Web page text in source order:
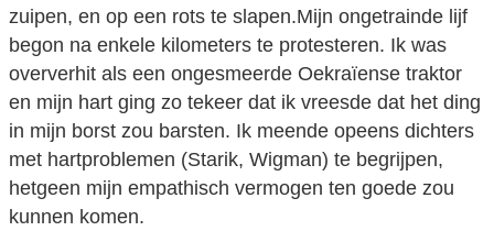
zuipen, en op een rots te slapen.Mijn ongetrainde lijf
begon na enkele kilometers te protesteren. Ik was
oververhit als een ongesmeerde Oekraïense traktor
en mijn hart ging zo tekeer dat ik vreesde dat het ding
in mijn borst zou barsten. Ik meende opeens dichters
met hartproblemen (Starik, Wigman) te begrijpen,
hetgeen mijn empathisch vermogen ten goede zou
kunnen komen.